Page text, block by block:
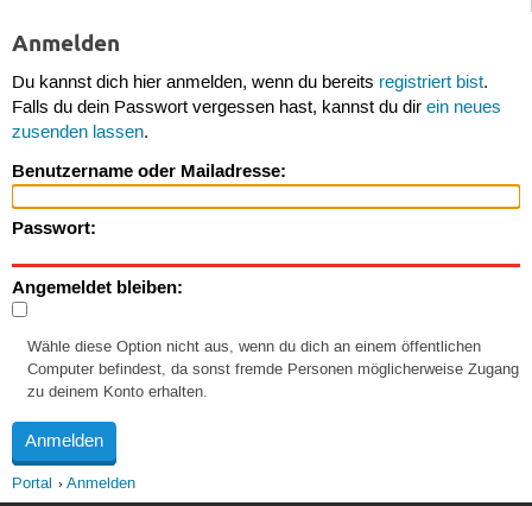
Anmelden
Du kannst dich hier anmelden, wenn du bereits registriert bist.
Falls du dein Passwort vergessen hast, kannst du dir ein neues
zusenden lassen.
Benutzername oder Mailadresse:
Passwort:
Angemeldet bleiben:
Wähle diese Option nicht aus, wenn du dich an einem öffentlichen
Computer befindest, da sonst fremde Personen möglicherweise Zugang
zu deinem Konto erhalten.
Portal Anmelden